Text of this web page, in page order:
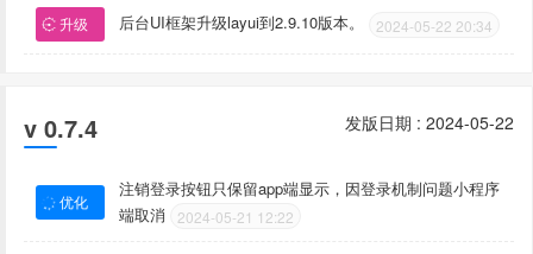
升级 后台UI框架升级layui到2.9.10版本。 2024-05-22 20:34
v 0.7.4 发版日期 : 2024-05-22
优化
注销登录按钮只保留app端显示，因登录机制问题小程序
端取消
2024-05-21 12:22